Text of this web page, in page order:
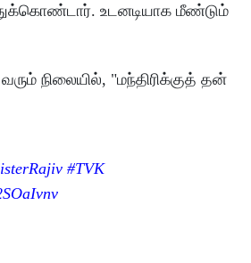
உடனடியாக மீண்டும்
நிலையில், "மந்திரிக்குத் தன்
#TVK